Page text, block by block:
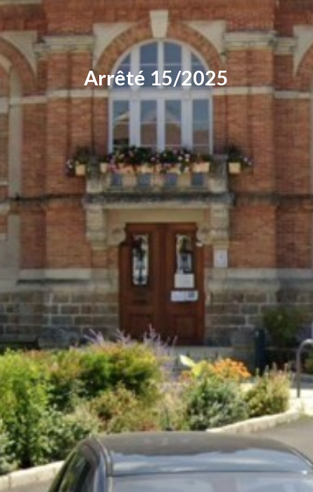
Arrêté 15/2025